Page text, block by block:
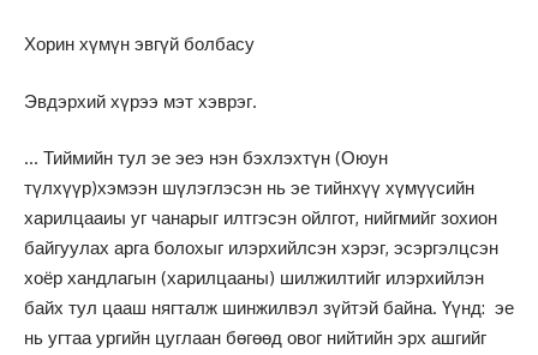
Хорин хүмүн эвгүй болбасу
Эвдэрхий хүрээ мэт хэврэг.
… Тиймийн тул эе эеэ нэн бэхлэхтүн (Оюун
түлхүүр)хэмээн шүлэглэсэн нь эе тийнхүү хүмүүсийн
харилцааиы уг чанарыг илтгэсэн ойлгот, нийгмийг зохион
байгуулах арга болохыг илэрхийлсэн хэрэг, эсэргэлцсэн
хоёр хандлагын (харилцааны) шилжилтийг илэрхийлэн
байх тул цааш нягталж шинжилвэл зүйтэй байна. Үүнд: эе
нь угтаа ургийн цуглаан бөгөөд овог нийтийн эрх ашгийг